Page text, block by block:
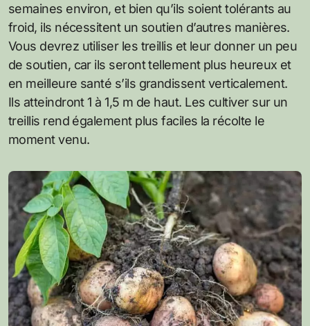
semaines environ, et bien qu’ils soient tolérants au
froid, ils nécessitent un soutien d’autres manières.
Vous devrez utiliser les treillis et leur donner un peu
de soutien, car ils seront tellement plus heureux et
en meilleure santé s’ils grandissent verticalement.
Ils atteindront 1 à 1,5 m de haut. Les cultiver sur un
treillis rend également plus faciles la récolte le
moment venu.